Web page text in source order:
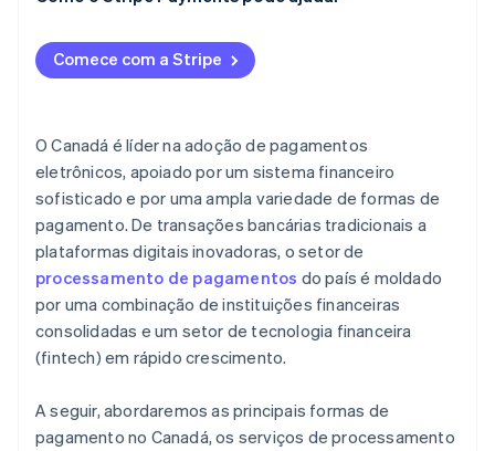
Autorização da transação
Compensação e liquidação de fundos da transação
Manutenção de registros
Principais legislações financeiras no Canadá
Requisitos de conformidade no Canadá
Comece com a Stripe
O Canadá é líder na adoção de pagamentos
eletrônicos, apoiado por um sistema financeiro
sofisticado e por uma ampla variedade de formas de
pagamento. De transações bancárias tradicionais a
plataformas digitais inovadoras, o setor de
processamento de pagamentos do país é moldado
por uma combinação de instituições financeiras
consolidadas e um setor de tecnologia financeira
(fintech) em rápido crescimento.
A seguir, abordaremos as principais formas de
pagamento no Canadá, os serviços de processamento